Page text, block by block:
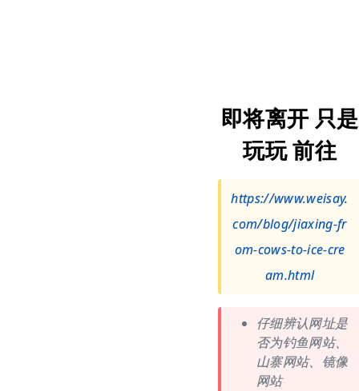
即将离开 只是
玩玩 前往
https://www.weisay.
com/blog/jiaxing-fr
om-cows-to-ice-cre
am.html
仔细辨认网址是
否为钓鱼网站、
山寨网站、镜像
网站